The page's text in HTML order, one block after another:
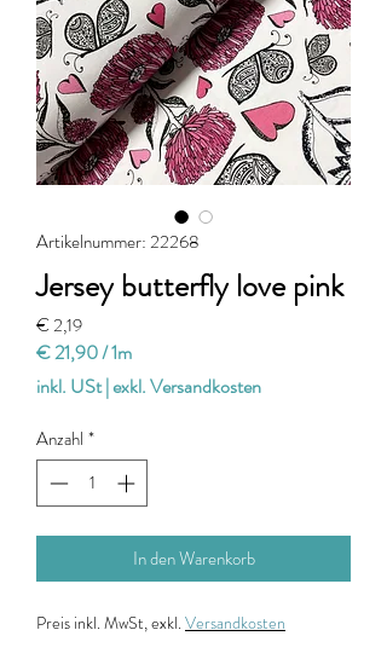
Artikelnummer: 22268
Jersey butterfly love pink
€ 2,19Preis
€ 21,90/1m
€ 21,90
pro
1
Meter
inkl. USt|exkl. Versandkosten
Anzahl *
In den Warenkorb
Preis inkl. MwSt, exkl. Versandkosten